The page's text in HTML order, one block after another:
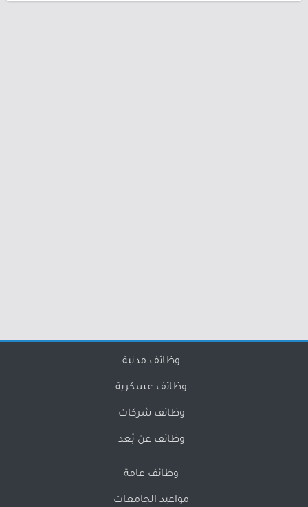
وظائف مدنية
وظائف عسكرية
وظائف شركات
وظائف عن بُعد
وظائف عامة
مواعيد الجامعات